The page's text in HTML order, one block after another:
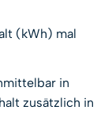
(kWh) mal
in
zusätzlich in